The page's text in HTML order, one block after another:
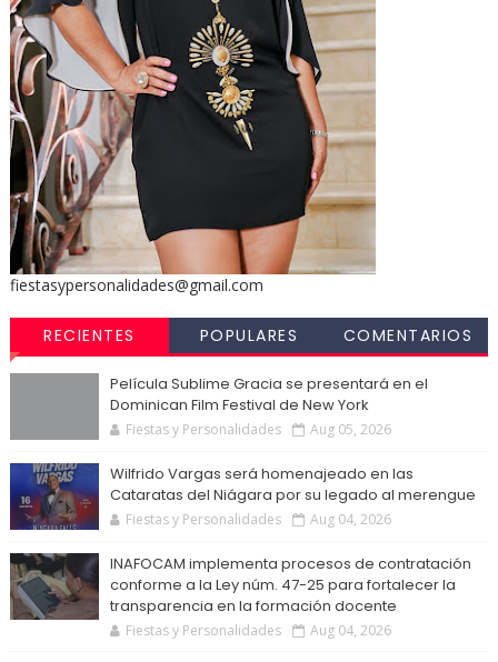
fiestasypersonalidades@gmail.com
RECIENTES POPULARES COMENTARIOS
Película Sublime Gracia se presentará en el
Dominican Film Festival de New York
Fiestas y Personalidades Aug 05, 2026
Wilfrido Vargas será homenajeado en las
Cataratas del Niágara por su legado al merengue
Fiestas y Personalidades Aug 04, 2026
INAFOCAM implementa procesos de contratación
conforme a la Ley núm. 47-25 para fortalecer la
transparencia en la formación docente
Fiestas y Personalidades Aug 04, 2026